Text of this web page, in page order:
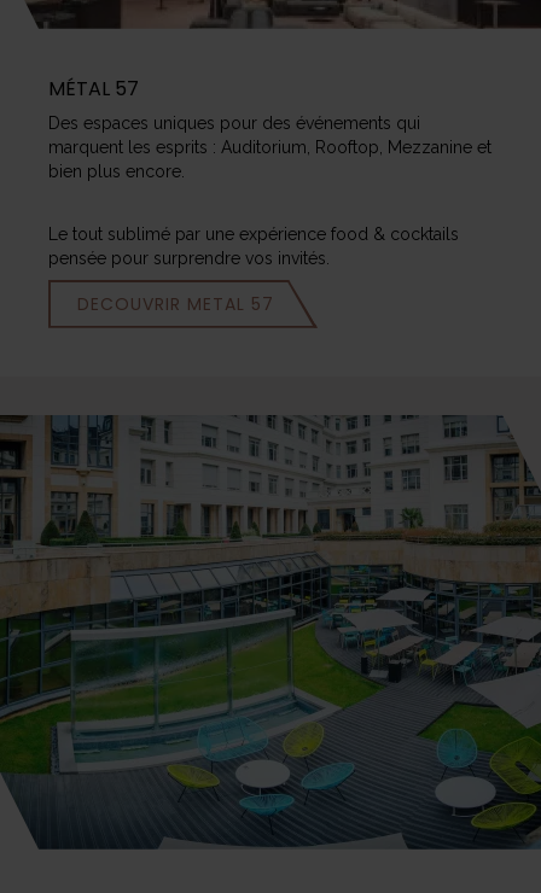
MÉTAL 57
Des espaces uniques pour des événements qui
marquent les esprits : Auditorium, Rooftop, Mezzanine et
bien plus encore.
Le tout sublimé par une expérience food & cocktails
pensée pour surprendre vos invités.
DECOUVRIR METAL 57